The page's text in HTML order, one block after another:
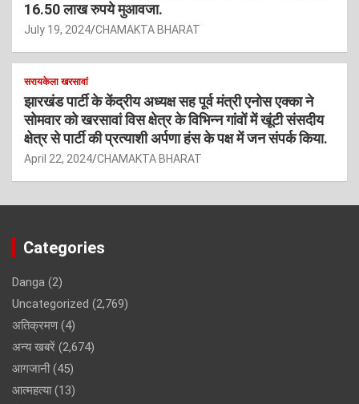
16.50 लाख रुपये मुआवजा.
July 19, 2024 CHAMAKTA BHARAT
सरायकेला खरसावां
झारखंड पार्टी के केंद्रीय अध्यक्ष सह पूर्व मंत्री एनोस एक्का ने
सोमवार को खरसावां विस क्षेत्र के विभिन्न गांवों में खूंटी संसदीय
क्षेत्र से पार्टी की प्रत्याशी अर्पणा हंस के पक्ष में जन संपर्क किया.
April 22, 2024 CHAMAKTA BHARAT
Categories
Danga (2)
Uncategorized (2,769)
अतिक्रमण(4)
अन्य खबरें (2,674)
आगजानी(45)
आत्महत्या(13)